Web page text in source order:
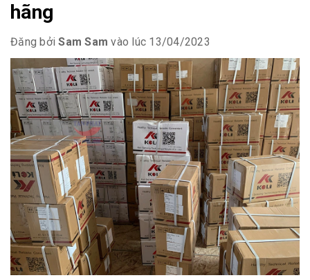
hãng
Đăng bởiSam Sam vào lúc 13/04/2023